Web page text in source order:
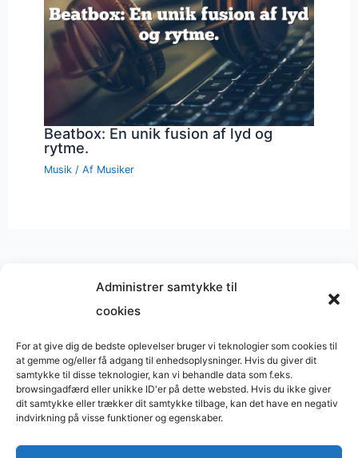
Administrer samtykke til
cookies
For at give dig de bedste oplevelser bruger vi teknologier som cookies til
at gemme og/eller få adgang til enhedsoplysninger. Hvis du giver dit
samtykke til disse teknologier, kan vi behandle data som f.eks.
browsingadfærd eller unikke ID'er på dette websted. Hvis du ikke giver
dit samtykke eller trækker dit samtykke tilbage, kan det have en negativ
indvirkning på visse funktioner og egenskaber.
Beatbox: En unik fusion af lyd og
rytme.
Musik / Af Musiker
Musik på
Copyright © 2026 BasimWorld
Udviklet afWebbureau.dk
Bygget medWordPress